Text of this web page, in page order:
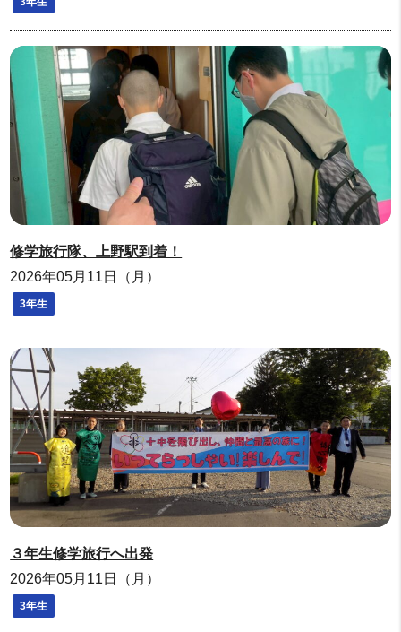
修学旅行隊、上野駅到着！
2026年05月11日（月）
3年生
３年生修学旅行へ出発
2026年05月11日（月）
3年生